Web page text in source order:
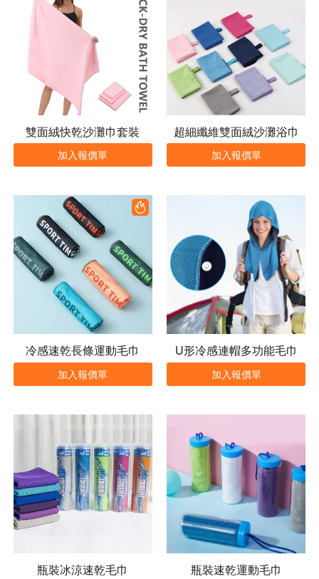
雙面絨快乾沙灘巾套裝
加入報價單
超細纖維雙面絨沙灘浴巾
加入報價單
冷感速乾長條運動毛巾
加入報價單
U形冷感連帽多功能毛巾
加入報價單
瓶裝冰涼速乾毛巾 瓶裝速乾運動毛巾